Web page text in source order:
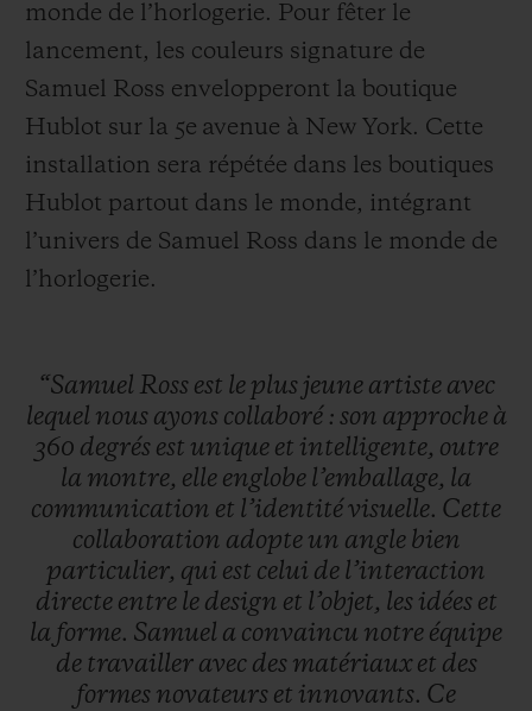
monde de l’horlogerie. Pour fêter le
lancement, les couleurs signature de
Samuel Ross envelopperont la boutique
Hublot sur la 5e avenue à New York. Cette
installation sera répétée dans les boutiques
Hublot partout dans le monde, intégrant
l’univers de Samuel Ross dans le monde de
l’horlogerie.
“Samuel Ross est le plus jeune artiste avec
lequel nous ayons collaboré : son approche à
360 degrés est unique et intelligente, outre
la montre, elle englobe l’emballage, la
communication et l’identitévisuelle. Cette
collaboration adopte un angle bien
particulier, qui est celui de l’interaction
directe entre le design et l’objet, les idées et
la forme. Samuel a convaincu notre équipe
de travailler avec des matériauxet des
formes novateurs et innovants. Ce